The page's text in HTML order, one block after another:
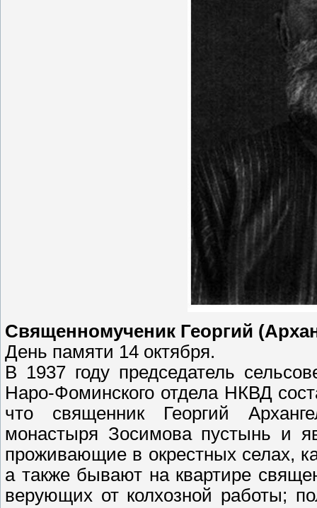
Священномученик Георгий
День памяти 14 октября.
В 1937 году председатель
Наро-Фоминского отдела НКВД
что священник Георгий
монастыря Зосимова пустынь и
проживающие в окрестных селах,
а также бывают на квартире
верующих от колхозной работы;